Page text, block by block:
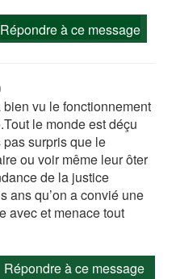
Répondre à ce message
vu le fonctionnement
le monde est déçu
surpris que le
ou voir même leur ôter
de la justice
ans qu’on a convié une
avec et menace tout
Répondre à ce message